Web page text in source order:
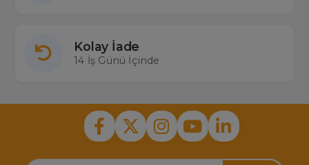
Kolay İade
14 İş Günü İçinde